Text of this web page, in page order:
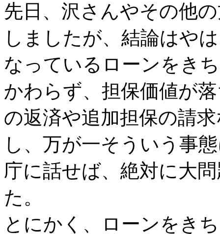
先日、沢さんやその他
しましたが、結論はや
なっているローンをき
かわらず、担保価値が
の返済や追加担保の請
し、万が一そういう事
庁に話せば、絶対に大
た。
とにかく、ローンをき